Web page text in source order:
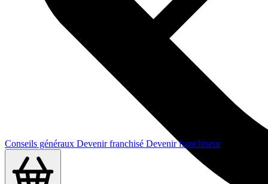
Conseils généraux Devenir franchisé Devenir franchiseur